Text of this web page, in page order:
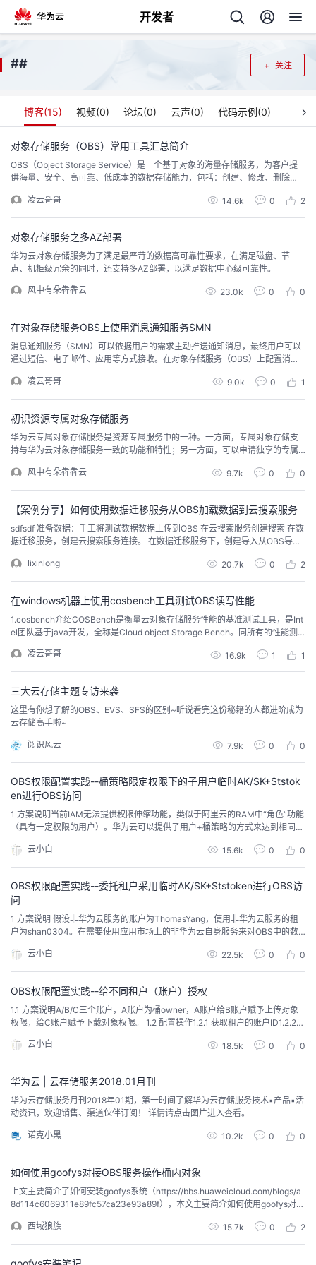
开发者
回
个
人
主
页
我
的
开
发
者
我
博
客
的
论
坛
我
的
圈
子
我
的
直
播
我
的
活
我
的
注
我
的
开
发
者
堂
我
的
课
程
我
的
认
证
我
的
实
验
我
的
收
我
的
Programs
我
的
支
我
的
技
术
我
的
云
关注
##
博客(15) 视频(0) 论坛(0) 云声(0) 代码示例(0)
对象存储服务（OBS）常用工具汇总简介
OBS（Object Storage Service）是一个基于对象的海量存储服务，为客户提
供海量、安全、高可靠、低成本的数据存储能力，包括：创建、修改、删除
面将OBS常用的工具进行汇总如下。通过以下几种方式可以进行创建桶，上传
对象等操作。 使用工具 描述 管理控制台 管理控制台是网页形式的。通过管理
凌云哥哥 14.6k 0 2
对象存储服务之多AZ部署
华为云对象存储服务为了满足最严苛的数据高可靠性要求，在满足磁盘、节
点、机柜级冗余的同时，还支持多AZ部署，以满足数据中心级可靠性。
风中有朵犇犇云 23.0k 0 0
在对象存储服务OBS上使用消息通知服务SMN
消息通知服务（SMN）可以依据用户的需求主动推送通知消息，最终用户可以
通过短信、电子邮件、应用等方式接收。在对象存储服务（OBS）上配置消息
收到所关注的事件，并及时进行处理。通过下面4个步骤简单介绍下，如何在O
BS上使用SMN。步骤一：创建主题。登陆消息通知服务https://console.huaw
凌云哥哥 9.0k 0 1
初识资源专属对象存储服务
华为云专属对象存储服务是资源专属服务中的一种。一方面，专属对象存储支
持与华为云对象存储服务一致的功能和特性；另一方面，可以申请独享的专属
风中有朵犇犇云
9.7k 0 0
【案例分享】如何使用数据迁移服务从OBS加载数据到云搜索服务
sdfsdf 准备数据：手工将测试数据数据‍上传到OBS 在云搜索服务创建搜索 在数
据迁移服务，创建云搜索服务连接。 在数据迁移服务下，创建导入从OBS导入
lixinlong
20.7k 0 2
在windows机器上使用cosbench工具测试OBS读写性能
1.cosbench介绍COSBench是衡量云对象存储服务性能的基准测试工具，是Int
el团队基于java开发，全称是Cloud object Storage Bench。同所有的性能测
部署。可以支持swift、s3、Openstack等接口。下面我们介绍在windows上如
何安装和使用cosbench...
凌云哥哥 16.9k 1 1
三大云存储主题专访来袭
这里有你想了解的OBS、EVS、SFS的区别~听说看完这份秘籍的人都进阶成为
云存储高手啦~
阅识风云 7.9k 0 0
OBS权限配置实践--桶策略限定权限下的子用户临时AK/SK+Ststok
en进行OBS访问
1 方案说明当前IAM无法提供权限伸缩功能，类似于阿里云的RAM中“角色”功能
（具有一定权限的用户）。华为云可以提供子用户+桶策略的方式来达到相同效
访问权限，然后给指定桶配置该子用户的桶策略限定该子用户具有某个桶特定
资源的特定操作权限。以子用户的用户名密码获取到子用户的token，再获取子
云小白 15.6k 0 0
OBS权限配置实践--委托租户采用临时AK/SK+Ststoken进行OBS访
问
1 方案说明 假设非华为云服务的账户为ThomasYang，使用非华为云服务的租
户为shan0304。在需要使用应用市场上的非华为云自身服务来对OBS中的数
homasYang的方式来实现。委托创建后被委托的租户可以用创建委托的租户身
份来对OBS资源进行访问。本方案例中以委托某租户通过AK/SK+STS...
云小白 22.5k 0 0
OBS权限配置实践--给不同租户（账户）授权
1.1 方案说明A/B/C三个账户，A账户为桶owner，A账户给B账户赋予上传对象
权限，给C账户赋予下载对象权限。 1.2 配置操作1.2.1 获取租户的账户ID1.2.2
桶上...云小白 18.5k 0 0
华为云 | 云存储服务2018.01月刊
华为云存储服务月刊2018年01期，第一时间了解华为云存储服务技术▪产品▪活
动资讯，欢迎销售、渠道伙伴订阅！ 详情请点击图片进入查看。
诺克小黑 10.2k 0 0
如何使用goofys对接OBS服务操作桶内对象
上文主要简介了如何安装goofys系统（https://bbs.huaweicloud.com/blogs/a
8d114c6069311e89fc57ca23e93a89f），本文主要简介如何使用goofys对接
创建credentials文件，内容如下：（2）挂载桶goofys --endp
西域狼族 15.7k 0 2